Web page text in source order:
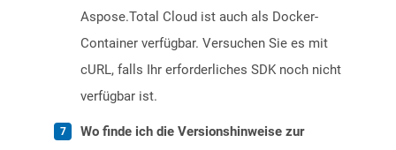
Aspose.Total Cloud ist auch als Docker-
Container verfügbar. Versuchen Sie es mit
cURL, falls Ihr erforderliches SDK noch nicht
verfügbar ist.
Wo finde ich die Versionshinweise zur